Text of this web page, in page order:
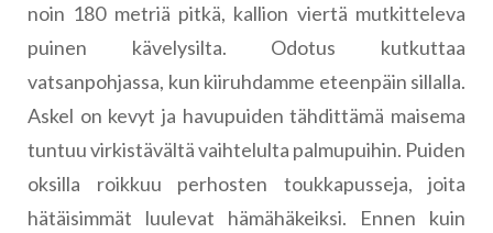
noin 180 metriä pitkä, kallion viertä mutkitteleva
puinen kävelysilta. Odotus kutkuttaa
vatsanpohjassa, kun kiiruhdamme eteenpäin sillalla.
Askel on kevyt ja havupuiden tähdittämä maisema
tuntuu virkistävältä vaihtelulta palmupuihin. Puiden
oksilla roikkuu perhosten toukkapusseja, joita
hätäisimmät luulevat hämähäkeiksi. Ennen kuin